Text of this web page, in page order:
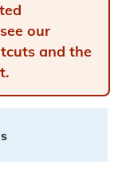
our
and the